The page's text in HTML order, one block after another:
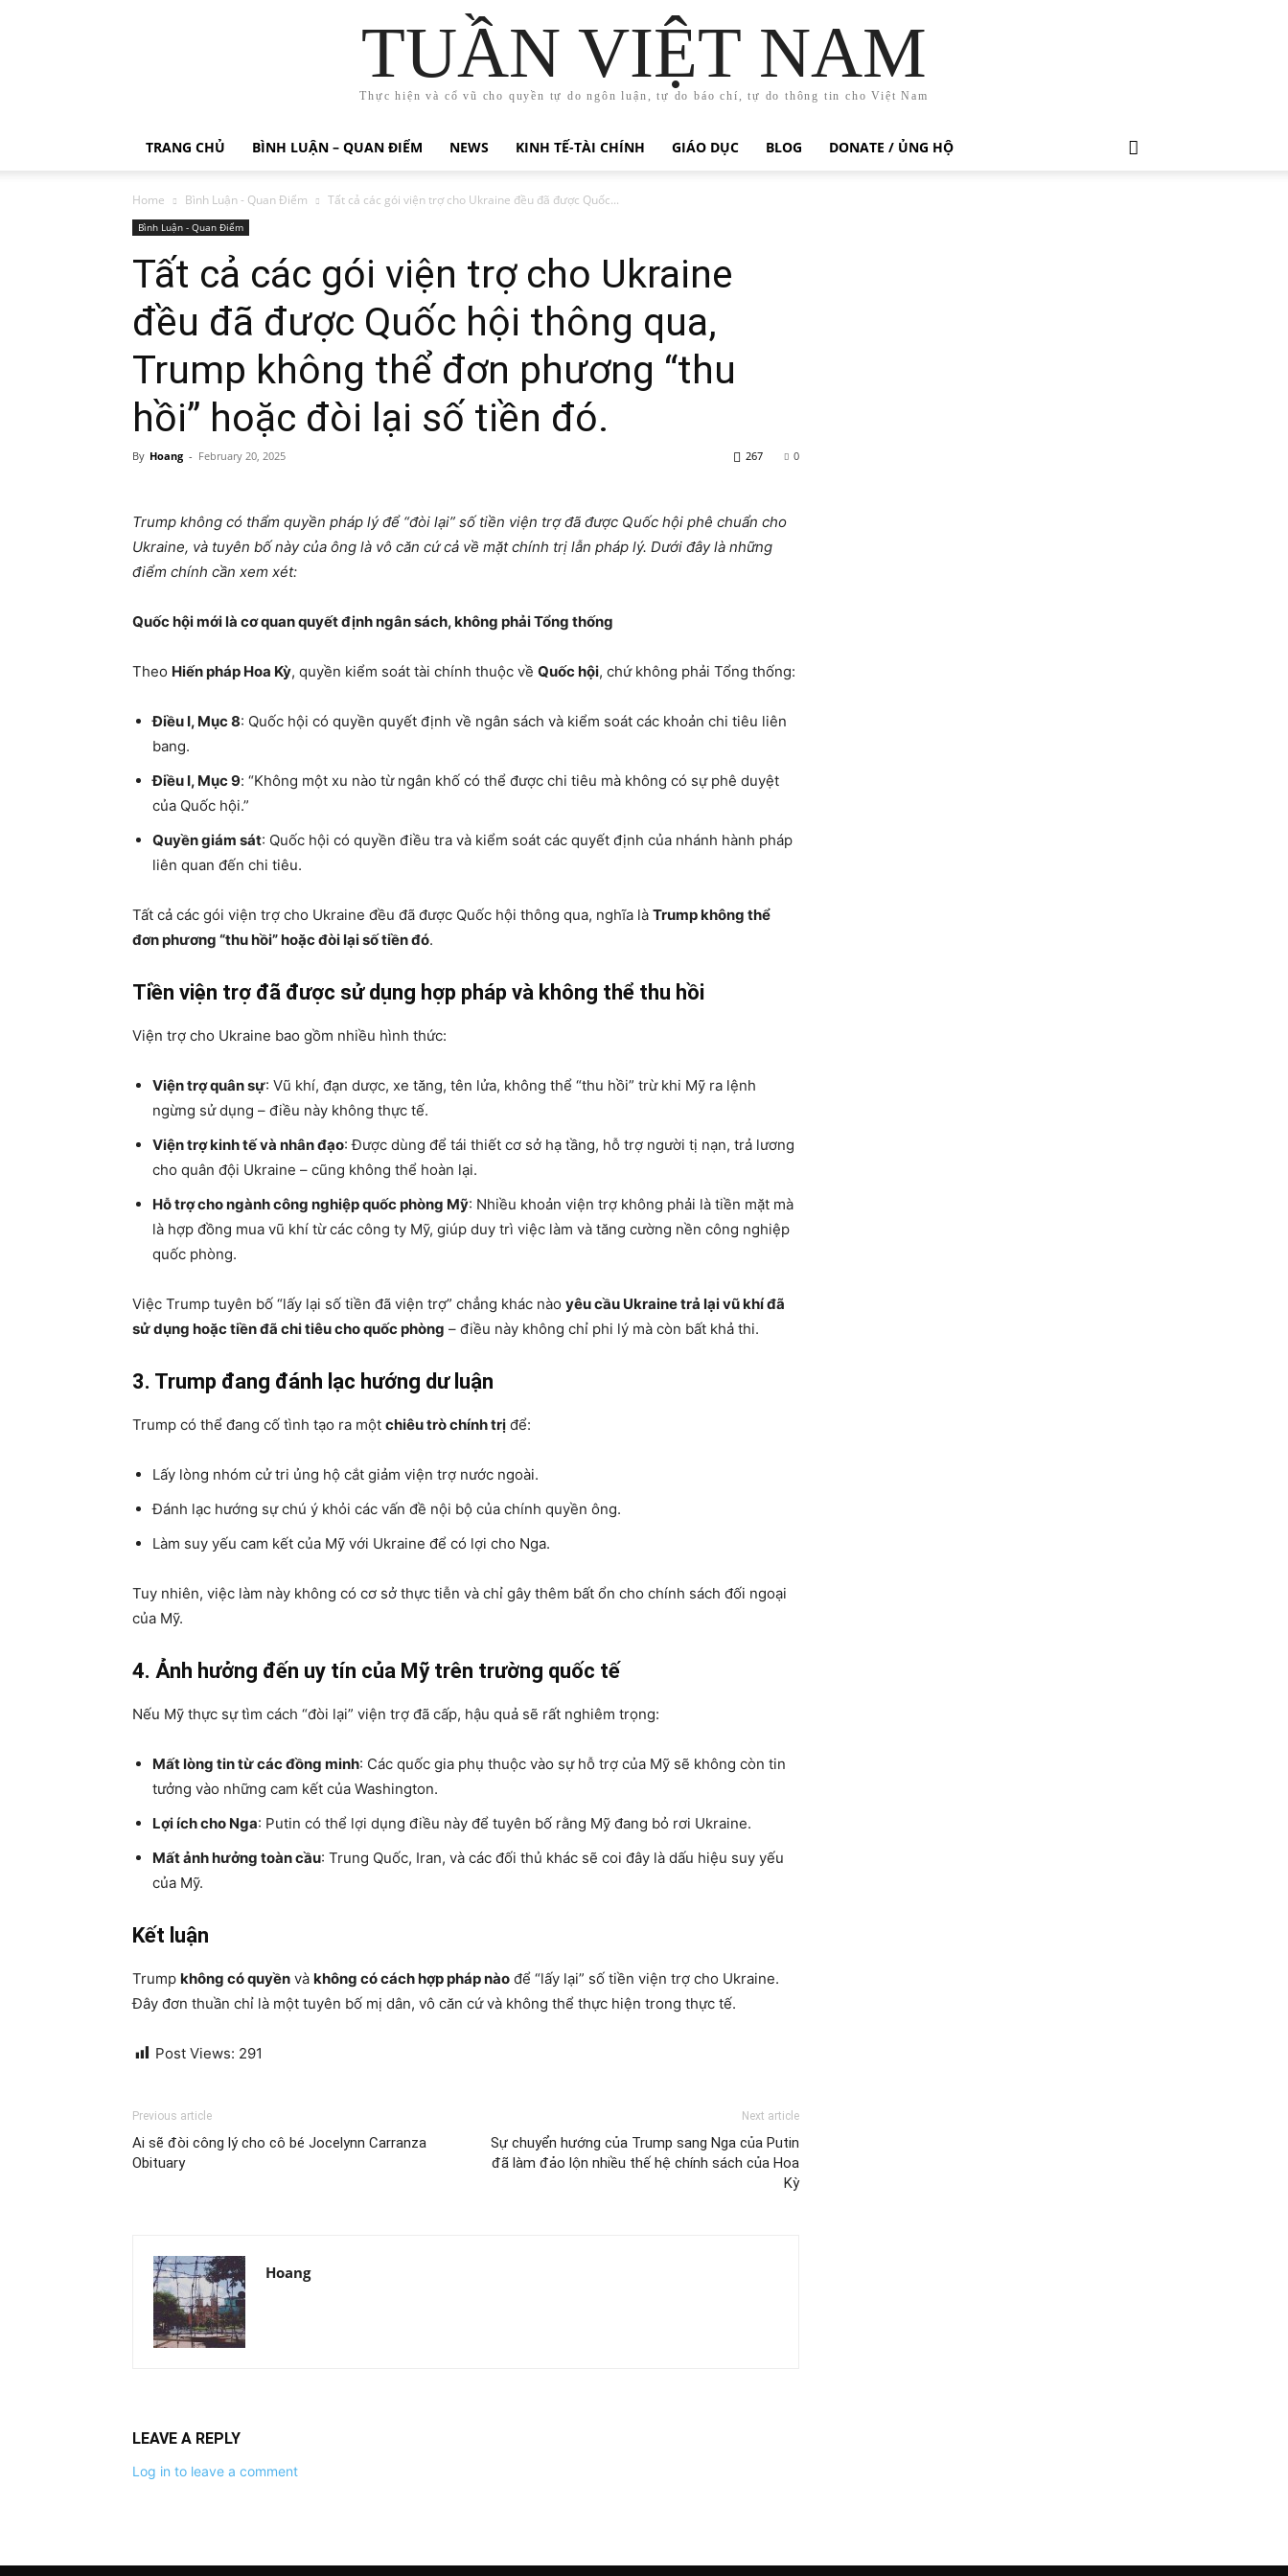
TUẦN VIỆT NAM
Thực hiện và cổ vũ cho quyền tự do ngôn luận, tự do báo chí, tự do thông tin cho Việt Nam
TRANG CHỦ BÌNH LUẬN – QUAN ĐIỂM NEWS KINH TẾ-TÀI CHÍNH GIÁO DỤC BLOG DONATE / ỦNG HỘ
Home Bình Luận - Quan Điểm Tất cả các gói viện trợ cho Ukraine đều đã được Quốc...
Bình Luận - Quan Điểm
Tất cả các gói viện trợ cho Ukraine
đều đã được Quốc hội thông qua,
Trump không thể đơn phương “thu
hồi” hoặc đòi lại số tiền đó.
By Hoang - February 20, 2025 0
267
Trump không có thẩm quyền pháp lý để “đòi lại” số tiền viện trợ đã được Quốc hội phê chuẩn cho
Ukraine, và tuyên bố này của ông là vô căn cứ cả về mặt chính trị lẫn pháp lý. Dưới đây là những
điểm chính cần xem xét:
Quốc hội mới là cơ quan quyết định ngân sách, không phải Tổng thống
Theo Hiến pháp Hoa Kỳ, quyền kiểm soát tài chính thuộc về Quốc hội, chứ không phải Tổng thống:
Điều I, Mục 8: Quốc hội có quyền quyết định về ngân sách và kiểm soát các khoản chi tiêu liên
bang.
Điều I, Mục 9: “Không một xu nào từ ngân khố có thể được chi tiêu mà không có sự phê duyệt
của Quốc hội.”
Quyền giám sát: Quốc hội có quyền điều tra và kiểm soát các quyết định của nhánh hành pháp
liên quan đến chi tiêu.
Tất cả các gói viện trợ cho Ukraine đều đã được Quốc hội thông qua, nghĩa là Trump không thể
đơn phương “thu hồi” hoặc đòi lại số tiền đó.
Tiền viện trợ đã được sử dụng hợp pháp và không thể thu hồi
Viện trợ cho Ukraine bao gồm nhiều hình thức:
Viện trợ quân sự: Vũ khí, đạn dược, xe tăng, tên lửa, không thể “thu hồi” trừ khi Mỹ ra lệnh
ngừng sử dụng – điều này không thực tế.
Viện trợ kinh tế và nhân đạo: Được dùng để tái thiết cơ sở hạ tầng, hỗ trợ người tị nạn, trả lương
cho quân đội Ukraine – cũng không thể hoàn lại.
Hỗ trợ cho ngành công nghiệp quốc phòng Mỹ: Nhiều khoản viện trợ không phải là tiền mặt mà
là hợp đồng mua vũ khí từ các công ty Mỹ, giúp duy trì việc làm và tăng cường nền công nghiệp
quốc phòng.
Việc Trump tuyên bố “lấy lại số tiền đã viện trợ” chẳng khác nào yêu cầu Ukraine trả lại vũ khí đã
sử dụng hoặc tiền đã chi tiêu cho quốc phòng – điều này không chỉ phi lý mà còn bất khả thi.
3. Trump đang đánh lạc hướng dư luận
Trump có thể đang cố tình tạo ra một chiêu trò chính trị để:
Lấy lòng nhóm cử tri ủng hộ cắt giảm viện trợ nước ngoài.
Đánh lạc hướng sự chú ý khỏi các vấn đề nội bộ của chính quyền ông.
Làm suy yếu cam kết của Mỹ với Ukraine để có lợi cho Nga.
Tuy nhiên, việc làm này không có cơ sở thực tiễn và chỉ gây thêm bất ổn cho chính sách đối ngoại
của Mỹ.
4. Ảnh hưởng đến uy tín của Mỹ trên trường quốc tế
Nếu Mỹ thực sự tìm cách “đòi lại” viện trợ đã cấp, hậu quả sẽ rất nghiêm trọng:
Mất lòng tin từ các đồng minh: Các quốc gia phụ thuộc vào sự hỗ trợ của Mỹ sẽ không còn tin
tưởng vào những cam kết của Washington.
Lợi ích cho Nga: Putin có thể lợi dụng điều này để tuyên bố rằng Mỹ đang bỏ rơi Ukraine.
Mất ảnh hưởng toàn cầu: Trung Quốc, Iran, và các đối thủ khác sẽ coi đây là dấu hiệu suy yếu
của Mỹ.
Kết luận
Trump không có quyền và không có cách hợp pháp nào để “lấy lại” số tiền viện trợ cho Ukraine.
Đây đơn thuần chỉ là một tuyên bố mị dân, vô căn cứ và không thể thực hiện trong thực tế.
Post Views: 291
Previous article
Ai sẽ đòi công lý cho cô bé Jocelynn Carranza
Obituary
Next article
Sự chuyển hướng của Trump sang Nga của Putin
đã làm đảo lộn nhiều thế hệ chính sách của Hoa
Kỳ
Hoang
LEAVE A REPLY
Log in to leave a comment